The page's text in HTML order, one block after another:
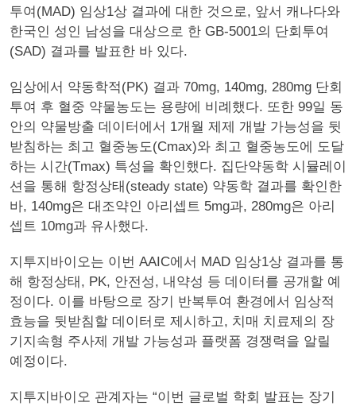
투여(MAD) 임상1상 결과에 대한 것으로, 앞서 캐나다와
한국인 성인 남성을 대상으로 한 GB-5001의 단회투여
(SAD) 결과를 발표한 바 있다.
임상에서 약동학적(PK) 결과 70mg, 140mg, 280mg 단회
투여 후 혈중 약물농도는 용량에 비례했다. 또한 99일 동
안의 약물방출 데이터에서 1개월 제제 개발 가능성을 뒷
받침하는 최고 혈중농도(Cmax)와 최고 혈중농도에 도달
하는 시간(Tmax) 특성을 확인했다. 집단약동학 시뮬레이
션을 통해 항정상태(steady state) 약동학 결과를 확인한
바, 140mg은 대조약인 아리셉트 5mg과, 280mg은 아리
셉트 10mg과 유사했다.
지투지바이오는 이번 AAIC에서 MAD 임상1상 결과를 통
해 항정상태, PK, 안전성, 내약성 등 데이터를 공개할 예
정이다. 이를 바탕으로 장기 반복투여 환경에서 임상적
효능을 뒷받침할 데이터로 제시하고, 치매 치료제의 장
기지속형 주사제 개발 가능성과 플랫폼 경쟁력을 알릴
예정이다.
지투지바이오 관계자는 “이번 글로벌 학회 발표는 장기